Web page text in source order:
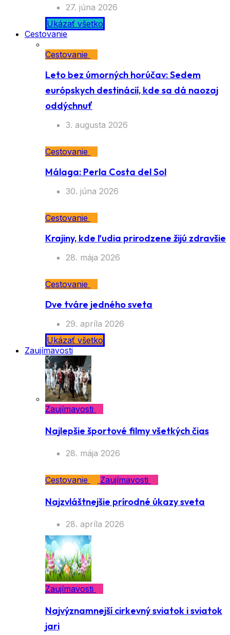
27. júna 2026
Ukázať všetko
Cestovanie
Cestovanie
Leto bez úmorných horúčav: Sedem
európskych destinácií, kde sa dá naozaj
oddýchnuť
3. augusta 2026
Cestovanie
Málaga: Perla Costa del Sol
30. júna 2026
Cestovanie
Krajiny, kde ľudia prirodzene žijú zdravšie
28. mája 2026
Cestovanie
Dve tváre jedného sveta
29. apríla 2026
Ukázať všetko
Zaujímavosti
Zaujímavosti
Najlepšie športové filmy všetkých čias
28. mája 2026
Cestovanie Zaujímavosti
Najzvláštnejšie prírodné úkazy sveta
28. apríla 2026
Zaujímavosti
Najvýznamnejší cirkevný sviatok i sviatok
jari